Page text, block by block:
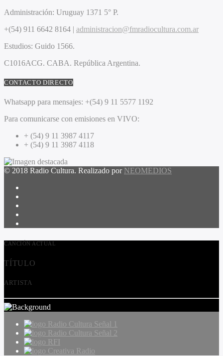
Administración: Uruguay 1371 5° P.
+(54) 911 6642 8164 | administracion@fmradiocultura.com.ar
Estudios: Guido 1566.
C1016ACG. CABA. República Argentina.
CONTACTO DIRECTO
Whatsapp para mensajes: +(54) 9 11 5577 1192
Para comunicarse con emisiones en VIVO:
+ (54) 9 11 3987 4117
+ (54) 9 11 3987 4118
© 2018 Radio Cultura. Realizado por NEOMEDIOS
CANCIÓN ACTUAL
TÍTULO
ARTISTA
Radio Cultura Señal 1
Radio Cultura Señal 2
RFI
Creativa Radio